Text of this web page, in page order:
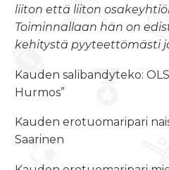
liiton että liiton
Toiminnallaan hän on
kehitystä pyyteettömästi
Kauden salibandyteko:
Hurmos”
Kauden erotuomaripari
Saarinen